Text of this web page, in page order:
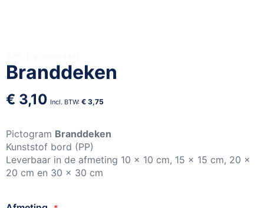
Branddeken
€ 3,10 € 3,75
Pictogram Branddeken
Kunststof bord (PP)
Leverbaar in de afmeting 10 x 10 cm, 15 x 15 cm, 20 x
20 cm en 30 x 30 cm
naar
het
begin
van
afbeeldingen-
gallerij